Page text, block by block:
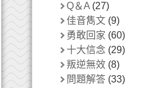
Q＆A(27)
佳音雋文(9)
勇敢回家 (60)
十大信念 (29)
叛逆無效(8)
問題解答(33)